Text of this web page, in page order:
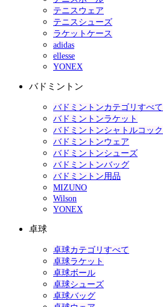
テニスウェア
テニスシューズ
ラケットケース
adidas
ellesse
YONEX
バドミントン
バドミントンカテゴリすべて
バドミントンラケット
バドミントンシャトルコック
バドミントンウェア
バドミントンシューズ
バドミントンバッグ
バドミントン用品
MIZUNO
Wilson
YONEX
卓球
卓球カテゴリすべて
卓球ラケット
卓球ボール
卓球シューズ
卓球バッグ